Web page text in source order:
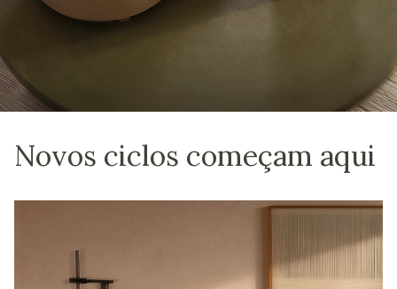
Novos ciclos começam aqui